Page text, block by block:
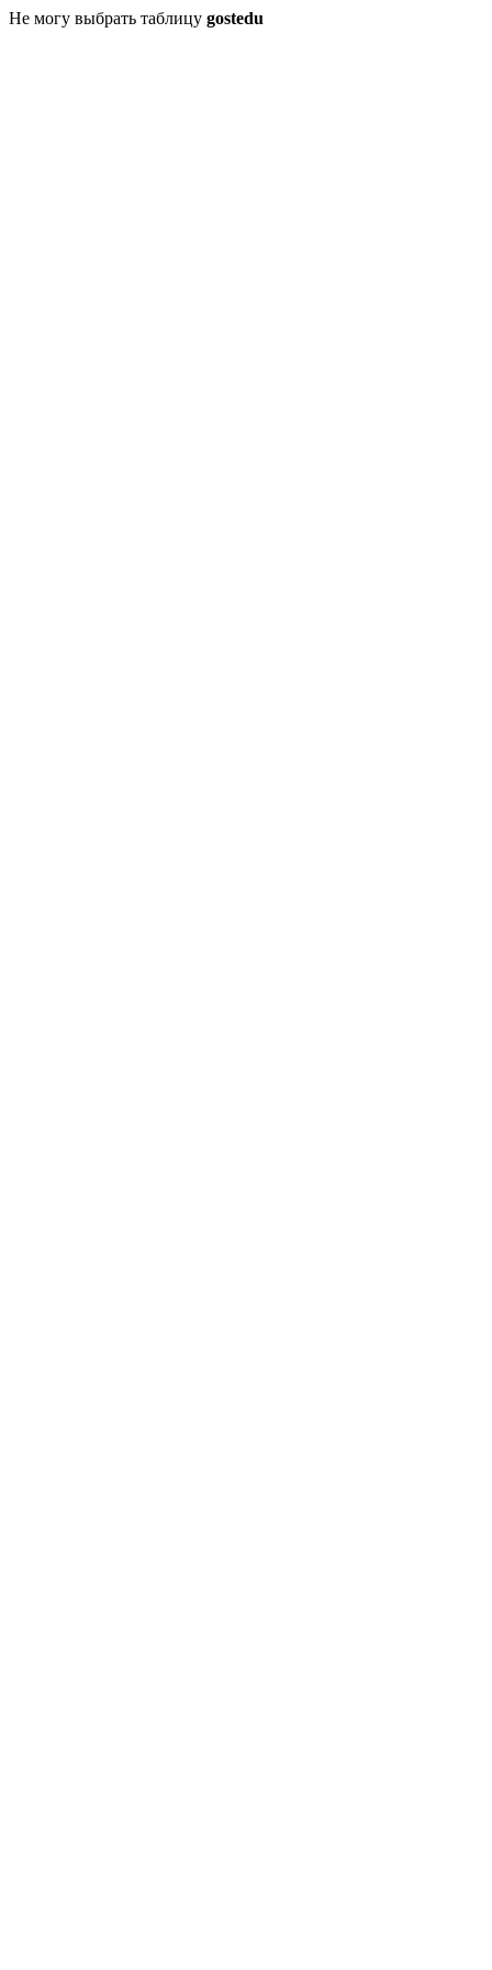
Не могу выбрать таблицу gostedu